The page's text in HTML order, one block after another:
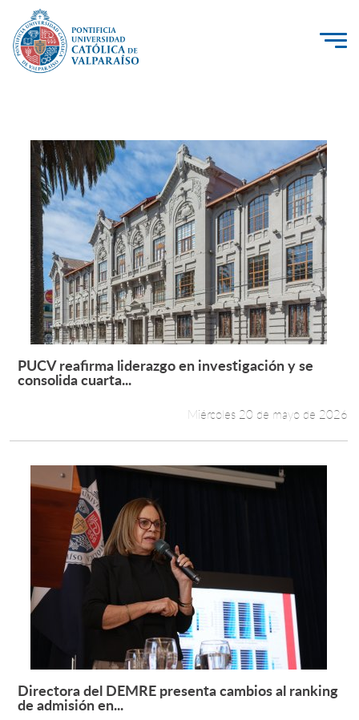
PUCV Internacional
Vinculación con el Medio
Admisión
Pregrado
Postgrado
Formación Continua
Funcionarios
Alumni
English
Leer más +
PUCV reafirma liderazgo en investigación y se
consolida cuarta...
Miércoles 20 de mayo de 2026
Leer más +
Directora del DEMRE presenta cambios al ranking
de admisión en...